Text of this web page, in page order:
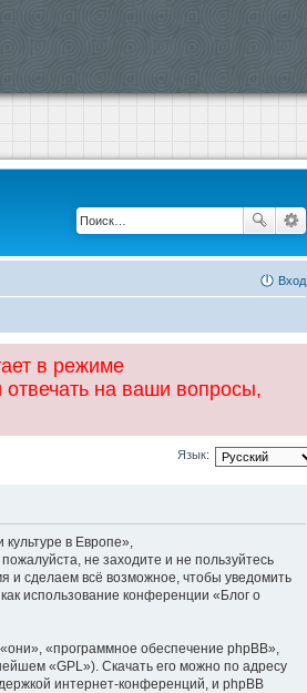
Вход
в режиме
на ваши вопросы,
Язык:
в Европе»,
не заходите и не пользуйтесь
и сделаем всё возможное, чтобы уведомить
использование конференции «Блог о
«программное обеспечение phpBB»,
«GPL»). Скачать его можно по адресу
интернет-конференций, и phpBB